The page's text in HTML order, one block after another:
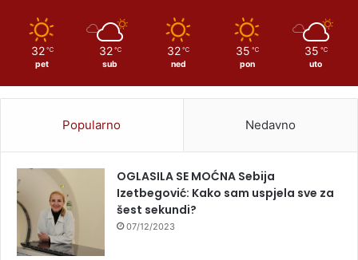
32 ℃
pet
32 ℃
sub
32 ℃
ned
35 ℃
pon
35 ℃
uto
Popularno Nedavno
OGLASILA SE MOĆNA Sebija
Izetbegović: Kako sam uspjela sve za
šest sekundi?
07/12/2023